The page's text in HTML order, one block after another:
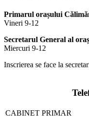
Primarul orașului
Vineri 9-12
Secretarul General al
Miercuri 9-12
Inscrierea se face la
CABINET PRIMAR